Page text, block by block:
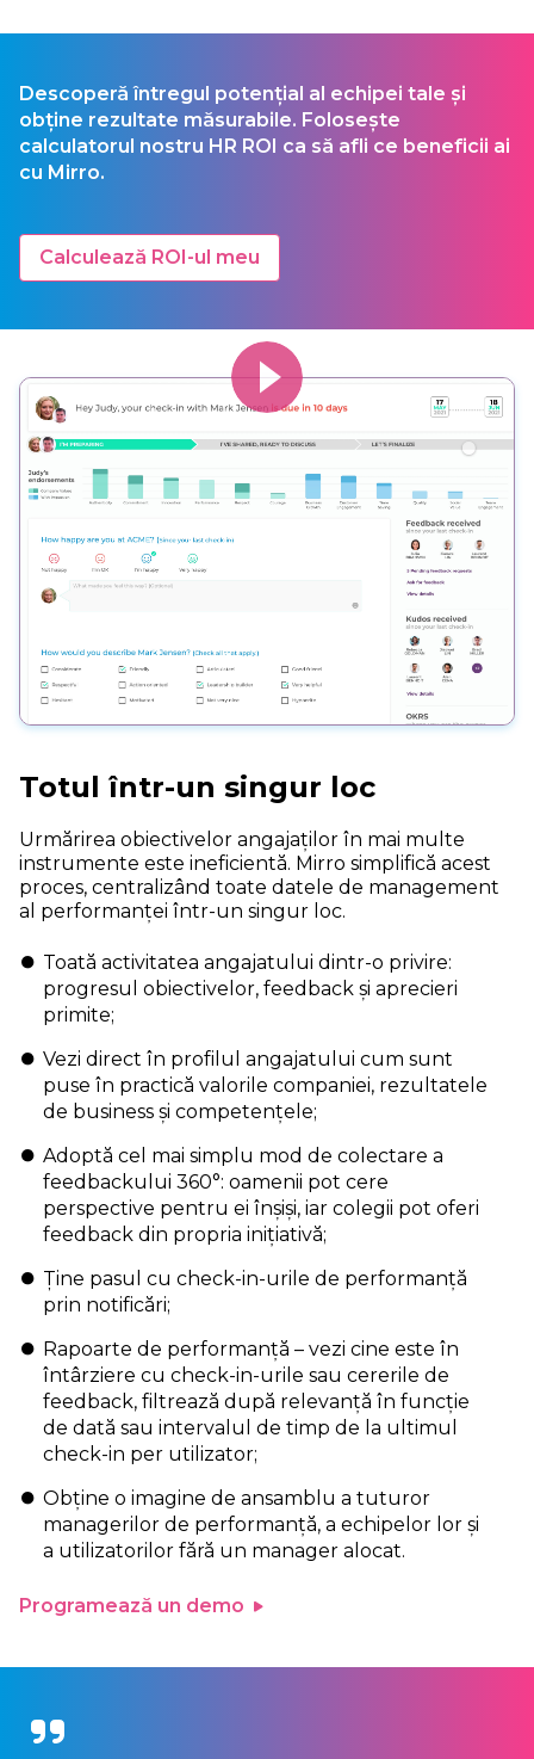
Descoperă întregul potențial al echipei tale și
obține rezultate măsurabile. Folosește
calculatorul nostru HR ROI ca să afli ce beneficii ai
cu Mirro.
Calculează ROI-ul meu
Totul într-un singur loc
Urmărirea obiectivelor angajaților în mai multe
instrumente este ineficientă. Mirro simplifică acest
proces, centralizând toate datele de management
al performanței într-un singur loc.
Toată activitatea angajatului dintr-o privire:
progresul obiectivelor, feedback și aprecieri
primite;
Vezi direct în profilul angajatului cum sunt
puse în practică valorile companiei, rezultatele
de business și competențele;
Adoptă cel mai simplu mod de colectare a
feedbackului 360°: oamenii pot cere
perspective pentru ei înșiși, iar colegii pot oferi
feedback din propria inițiativă;
Ține pasul cu check-in-urile de performanță
prin notificări;
Rapoarte de performanță – vezi cine este în
întârziere cu check-in-urile sau cererile de
feedback, filtrează după relevanță în funcție
de dată sau intervalul de timp de la ultimul
check-in per utilizator;
Obține o imagine de ansamblu a tuturor
managerilor de performanță, a echipelor lor și
a utilizatorilor fără un manager alocat.
Programează un demo